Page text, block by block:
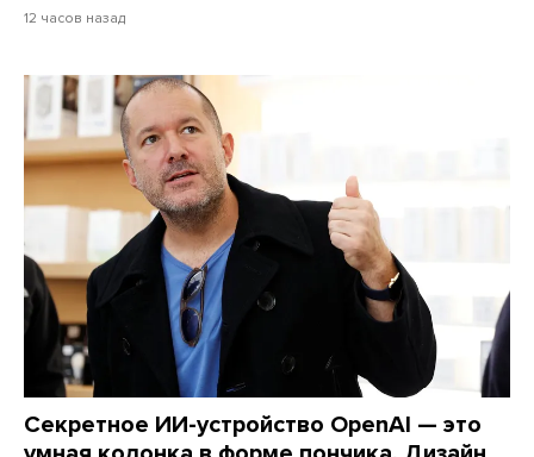
12 часов назад
Секретное ИИ-устройство OpenAI — это